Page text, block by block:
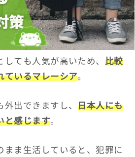
ても人気が高いため、 比較
ているマレーシア。
出できますし、 日本人にも
と感じます。
まま生活していると、犯罪に